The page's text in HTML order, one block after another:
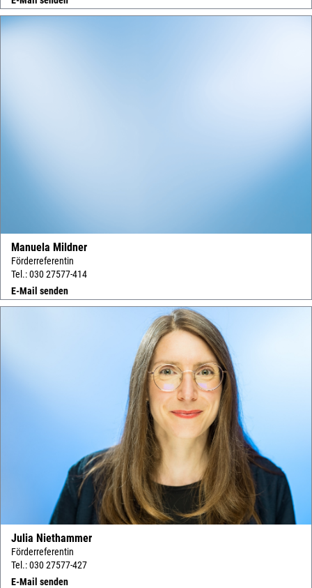
Manuela Mildner
Förderreferentin
Tel.: 030 27577-414
E-Mail senden
Julia Niethammer
Förderreferentin
Tel.: 030 27577-427
E-Mail senden